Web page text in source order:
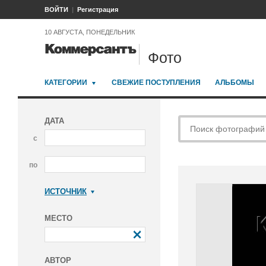
ВОЙТИ Регистрация
10 АВГУСТА, ПОНЕДЕЛЬНИК
Фото
КАТЕГОРИИ СВЕЖИЕ ПОСТУПЛЕНИЯ АЛЬБОМЫ
ДАТА
с
по
ИСТОЧНИК
МЕСТО
АВТОР